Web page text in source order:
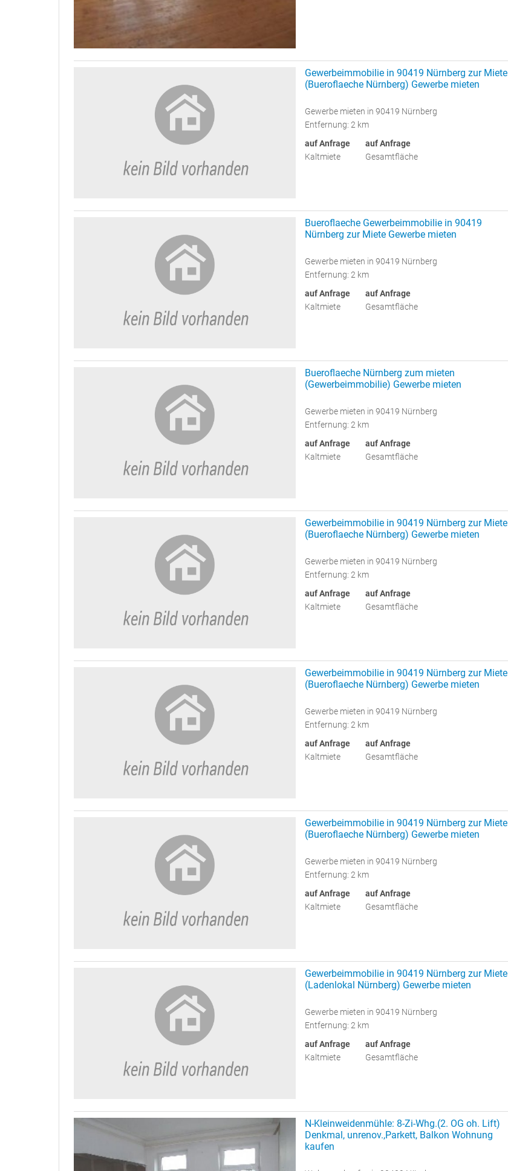
Gewerbeimmobilie in 90419 Nürnberg zur Miete
(Bueroflaeche Nürnberg) Gewerbe mieten
Gewerbe mieten in 90419 Nürnberg
Entfernung: 2 km
auf Anfrage
Kaltmiete
auf Anfrage
Gesamtfläche
Bueroflaeche Gewerbeimmobilie in 90419
Nürnberg zur Miete Gewerbe mieten
Gewerbe mieten in 90419 Nürnberg
Entfernung: 2 km
auf Anfrage
Kaltmiete
auf Anfrage
Gesamtfläche
Bueroflaeche Nürnberg zum mieten
(Gewerbeimmobilie) Gewerbe mieten
Gewerbe mieten in 90419 Nürnberg
Entfernung: 2 km
auf Anfrage
Kaltmiete
auf Anfrage
Gesamtfläche
Gewerbeimmobilie in 90419 Nürnberg zur Miete
(Bueroflaeche Nürnberg) Gewerbe mieten
Gewerbe mieten in 90419 Nürnberg
Entfernung: 2 km
auf Anfrage
Kaltmiete
auf Anfrage
Gesamtfläche
Gewerbeimmobilie in 90419 Nürnberg zur Miete
(Bueroflaeche Nürnberg) Gewerbe mieten
Gewerbe mieten in 90419 Nürnberg
Entfernung: 2 km
auf Anfrage
Kaltmiete
auf Anfrage
Gesamtfläche
Gewerbeimmobilie in 90419 Nürnberg zur Miete
(Bueroflaeche Nürnberg) Gewerbe mieten
Gewerbe mieten in 90419 Nürnberg
Entfernung: 2 km
auf Anfrage
Kaltmiete
auf Anfrage
Gesamtfläche
Gewerbeimmobilie in 90419 Nürnberg zur Miete
(Ladenlokal Nürnberg) Gewerbe mieten
Gewerbe mieten in 90419 Nürnberg
Entfernung: 2 km
auf Anfrage
Kaltmiete
auf Anfrage
Gesamtfläche
N-Kleinweidenmühle: 8-Zi-Whg.(2. OG oh. Lift)
Denkmal, unrenov.,Parkett, Balkon Wohnung
kaufen